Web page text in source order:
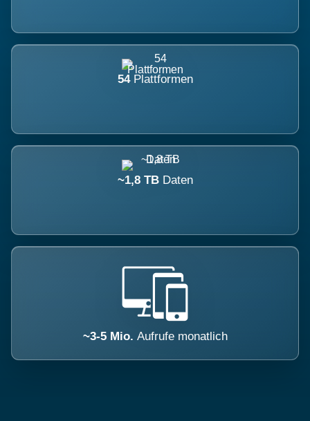
54 Plattformen
~1,8 TB Daten
~3-5 Mio. Aufrufe monatlich